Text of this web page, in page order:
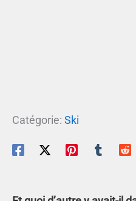
Catégorie: Ski